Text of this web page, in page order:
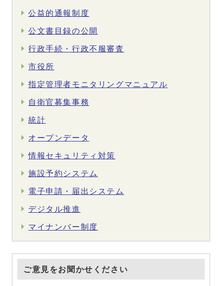
公益的通報制度
公文書目録の公開
行政手続・行政不服審査
市役所
指定管理者モニタリングマニュアル
自衛官募集事務
統計
オープンデータ
情報セキュリティ対策
施設予約システム
電子申請・届出システム
デジタル推進
マイナンバー制度
ご意見をお聞かせください